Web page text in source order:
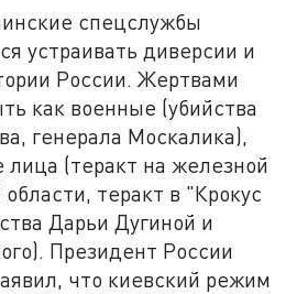
спецслужбы
устраивать диверсии и
России. Жертвами
как военные (убийства
генерала Москалика),
лица (теракт на железной
теракт в "Крокус
Дарьи Дугиной и
Президент России
что киевский режим